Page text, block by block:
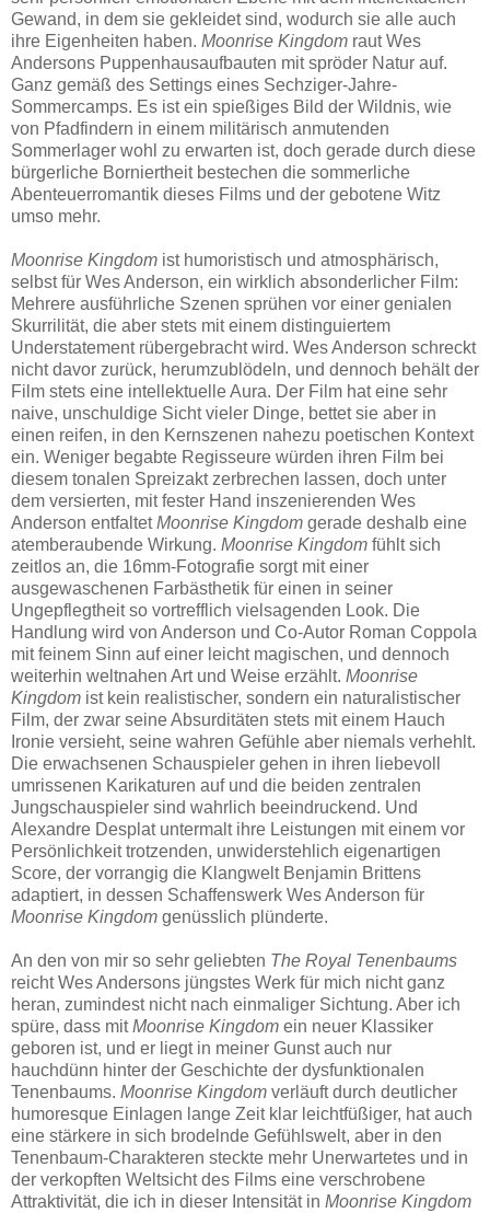
Gewand, in dem sie gekleidet sind, wodurch sie alle auch
ihre Eigenheiten haben. Moonrise Kingdom raut Wes
Andersons Puppenhausaufbauten mit spröder Natur auf.
Ganz gemäß des Settings eines Sechziger-Jahre-
Sommercamps. Es ist ein spießiges Bild der Wildnis, wie
von Pfadfindern in einem militärisch anmutenden
Sommerlager wohl zu erwarten ist, doch gerade durch diese
bürgerliche Borniertheit bestechen die sommerliche
Abenteuerromantik dieses Films und der gebotene Witz
umso mehr.
Moonrise Kingdom ist humoristisch und atmosphärisch,
selbst für Wes Anderson, ein wirklich absonderlicher Film:
Mehrere ausführliche Szenen sprühen vor einer genialen
Skurrilität, die aber stets mit einem distinguiertem
Understatement rübergebracht wird. Wes Anderson schreckt
nicht davor zurück, herumzublödeln, und dennoch behält der
Film stets eine intellektuelle Aura. Der Film hat eine sehr
naive, unschuldige Sicht vieler Dinge, bettet sie aber in
einen reifen, in den Kernszenen nahezu poetischen Kontext
ein. Weniger begabte Regisseure würden ihren Film bei
diesem tonalen Spreizakt zerbrechen lassen, doch unter
dem versierten, mit fester Hand inszenierenden Wes
Anderson entfaltetMoonrise Kingdom gerade deshalb eine
atemberaubende Wirkung. Moonrise Kingdom fühlt sich
zeitlos an, die 16mm-Fotografie sorgt mit einer
ausgewaschenen Farbästhetik für einen in seiner
Ungepflegtheit so vortrefflich vielsagenden Look. Die
Handlung wird von Anderson und Co-Autor Roman Coppola
mit feinem Sinn auf einer leicht magischen, und dennoch
weiterhin weltnahen Art und Weise erzählt. Moonrise
Kingdom ist kein realistischer, sondern ein naturalistischer
Film, der zwar seine Absurditäten stets mit einem Hauch
Ironie versieht, seine wahren Gefühle aber niemals verhehlt.
Die erwachsenen Schauspieler gehen in ihren liebevoll
umrissenen Karikaturen auf und die beiden zentralen
Jungschauspieler sind wahrlich beeindruckend. Und
Alexandre Desplat untermalt ihre Leistungen mit einem vor
Persönlichkeit trotzenden, unwiderstehlich eigenartigen
Score, der vorrangig die Klangwelt Benjamin Brittens
adaptiert, in dessen Schaffenswerk Wes Anderson für
Moonrise Kingdom genüsslich plünderte.
An den von mir so sehr geliebten The Royal Tenenbaums
reicht Wes Andersons jüngstes Werk für mich nicht ganz
heran, zumindest nicht nach einmaliger Sichtung. Aber ich
spüre, dass mitMoonrise Kingdom ein neuer Klassiker
geboren ist, und er liegt in meiner Gunst auch nur
hauchdünn hinter der Geschichte der dysfunktionalen
Tenenbaums. Moonrise Kingdom verläuft durch deutlicher
humoresque Einlagen lange Zeit klar leichtfüßiger, hat auch
eine stärkere in sich brodelnde Gefühlswelt, aber in den
Tenenbaum-Charakteren steckte mehr Unerwartetes und in
der verkopften Weltsicht des Films eine verschrobene
Attraktivität, die ich in dieser Intensität in Moonrise Kingdom